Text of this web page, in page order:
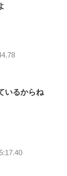
いるからね